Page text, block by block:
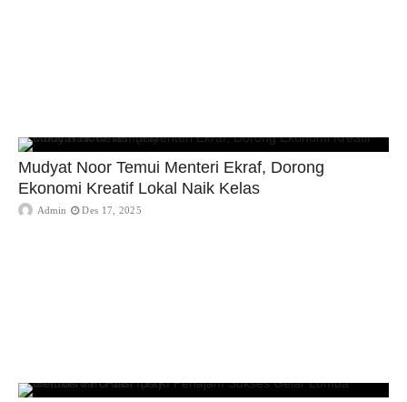
Mudyat Noor Temui Menteri Ekraf, Dorong
Ekonomi Kreatif Lokal Naik Kelas
Admin Des 17, 2025